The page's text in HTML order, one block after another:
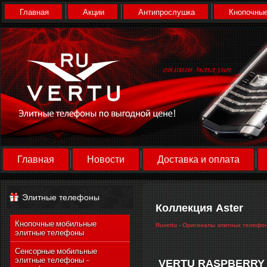
Главная Акции Антипрослушка
Главная Новости Доставка и оплата
Элитные телефоны
Кнопочные мобильные
элитные телефоны
Сенсорные мобильные
элитные телефоны -
Коллекция Aster
Ruvertu - Оригиналы элитных
VERTU